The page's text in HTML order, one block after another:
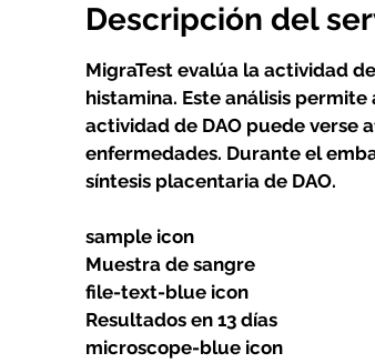
Descripción del
MigraTest evalúa la actividad
histamina. Este análisis
actividad de DAO puede verse
enfermedades. Durante el
síntesis placentaria de DAO.
sample icon
Muestra de sangre
file-text-blue icon
Resultados en 13 días
microscope-blue icon